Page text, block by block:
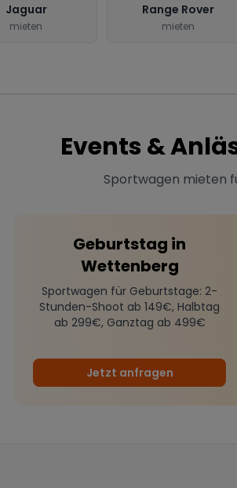
Jaguar
mieten
Range Rover
mieten
Events &
Sportwagen mieten
Geburtstag in
Wettenberg
Sportwagen für Geburtstage: 2-
Stunden-Shoot ab 149€, Halbtag
ab 299€, Ganztag ab 499€
Jetzt anfragen